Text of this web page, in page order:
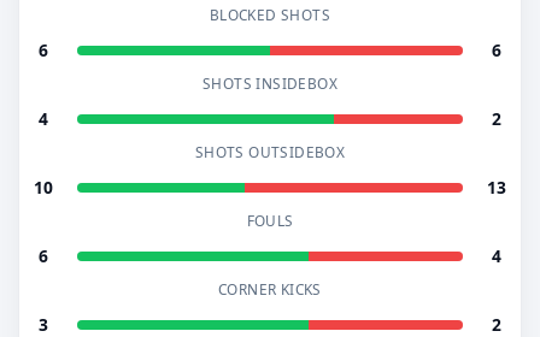
BLOCKED SHOTS
6 6
SHOTS INSIDEBOX
4 2
SHOTS OUTSIDEBOX
10 13
FOULS
6 4
CORNER KICKS
3 2